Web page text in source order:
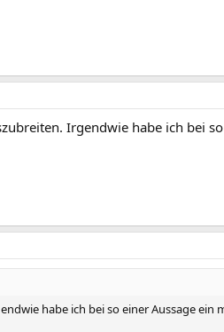
Irgendwie habe ich bei
habe ich bei so einer Aussage ein